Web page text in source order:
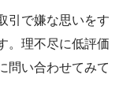
引で嫌な思いをす
。理不尽に低評価
問い合わせてみて